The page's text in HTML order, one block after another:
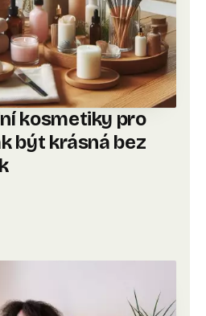
kosmetiky pro
být krásná bez